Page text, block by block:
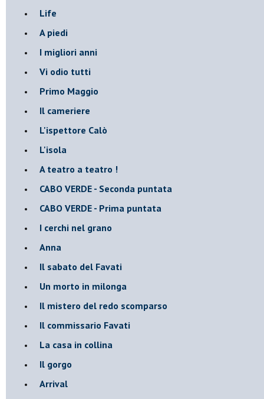
Life
A piedi
I migliori anni
Vi odio tutti
Primo Maggio
Il cameriere
L'ispettore Calò
L'isola
A teatro a teatro !
CABO VERDE - Seconda puntata
CABO VERDE - Prima puntata
I cerchi nel grano
Anna
Il sabato del Favati
Un morto in milonga
Il mistero del redo scomparso
Il commissario Favati
La casa in collina
Il gorgo
Arrival